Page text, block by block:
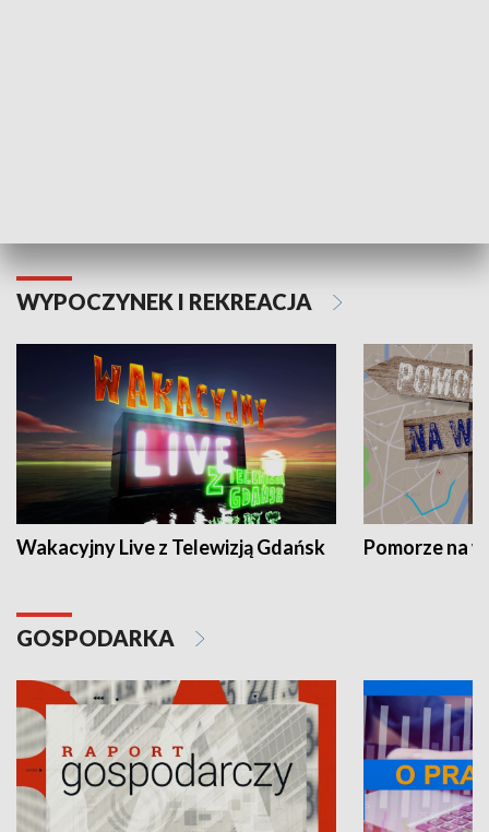
WYPOCZYNEK I REKREACJA
Wakacyjny Live z Telewizją Gdańsk Pomorze na
GOSPODARKA